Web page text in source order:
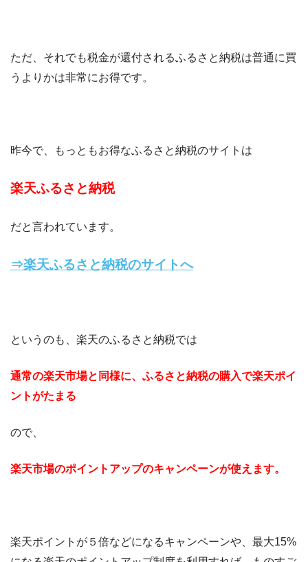
ただ、それでも税金が還付されるふるさと納税は普通に買
うよりかは非常にお得です。
昨今で、もっともお得なふるさと納税のサイトは
楽天ふるさと納税
だと言われています。
⇒楽天ふるさと納税のサイトへ
というのも、楽天のふるさと納税では
通常の楽天市場と同様に、ふるさと納税の購入で楽天ポイ
ントがたまる
ので、
楽天市場のポイントアップのキャンペーンが使えます。
楽天ポイントが５倍などになるキャンペーンや、最大15%